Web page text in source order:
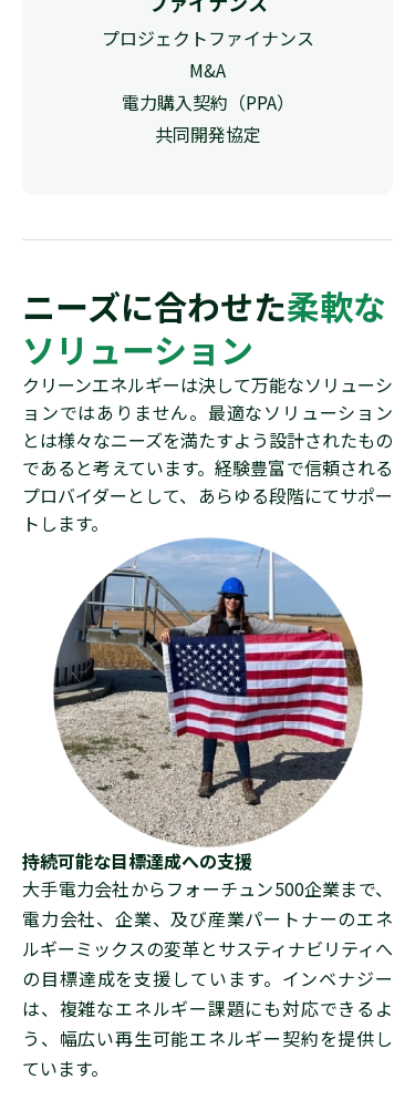
プロジェクトファイナンス
M&A
電力購入契約（PPA）
共同開発協定
ニーズに合わせた柔軟な
ソリューション
クリーンエネルギーは決して万能なソリューシ
ョンではありません。最適なソリューション
とは様々なニーズを満たすよう設計されたもの
であると考えています。経験豊富で信頼される
プロバイダーとして、あらゆる段階にてサポー
トします。
持続可能な目標達成への支援
大手電力会社からフォーチュン500企業まで、
電力会社、企業、及び産業パートナーのエネ
ルギーミックスの変革とサスティナビリティへ
の目標達成を支援しています。インベナジー
は、複雑なエネルギー課題にも対応できるよ
う、幅広い再生可能エネルギー契約を提供し
ています。